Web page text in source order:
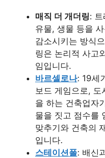
매직 더 개더링:
유물, 생물 등을
감소시키는 방식
링은 논리적 사고
임입니다.
바르셀로나: 19세
보드 게임으로,
을 하는 건축업자
물을 짓고 점수를
맞추기와 건축의
입니다.
스테이션폴: 배신